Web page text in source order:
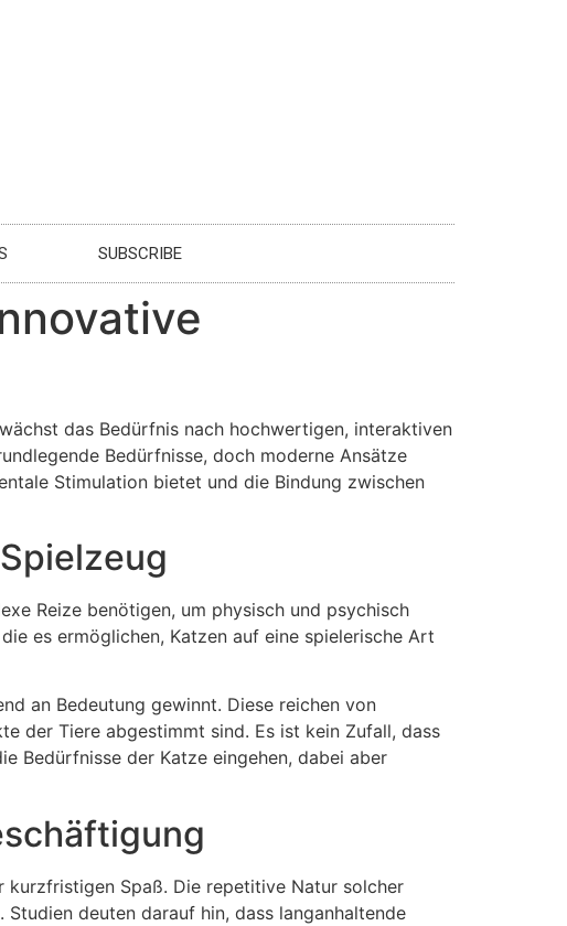
SUBSCRIBE
das Bedürfnis nach hochwertigen, interaktiven
Bedürfnisse, doch moderne Ansätze
Stimulation bietet und die Bindung zwischen
Reize benötigen, um physisch und psychisch
es ermöglichen, Katzen auf eine spielerische Art
an Bedeutung gewinnt. Diese reichen von
der Tiere abgestimmt sind. Es ist kein Zufall, dass
Bedürfnisse der Katze eingehen, dabei aber
kurzfristigen Spaß. Die repetitive Natur solcher
deuten darauf hin, dass langanhaltende